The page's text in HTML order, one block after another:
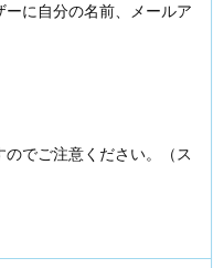
に自分の名前、メールア
でご注意ください。（ス